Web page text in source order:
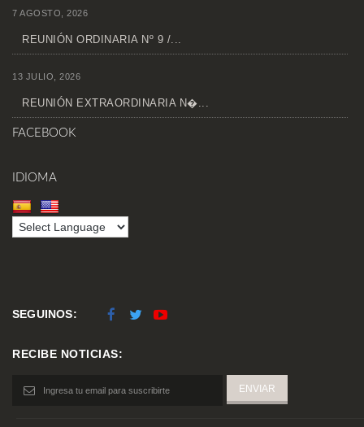
7 AGOSTO, 2026
REUNIÓN ORDINARIA Nº 9 /...
13 JULIO, 2026
REUNIÓN EXTRAORDINARIA N�...
FACEBOOK
IDIOMA
SEGUINOS:
RECIBE NOTICIAS: